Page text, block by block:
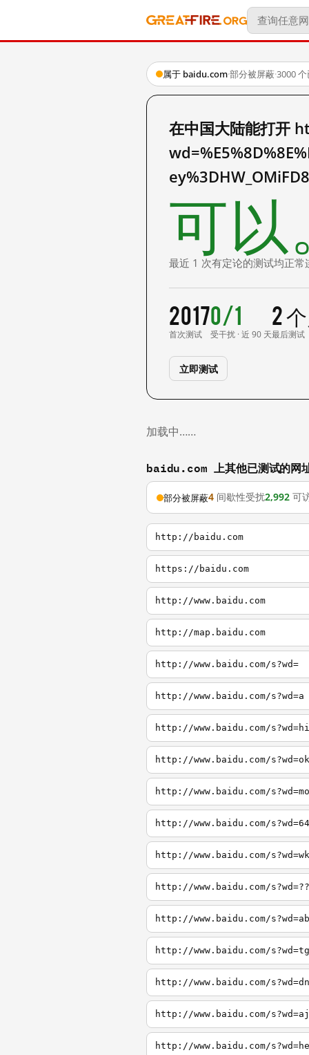
属于 baidu.com·部分被屏蔽·3000
在中国大陆能打开
可以
最近 1 次有定论的测试均正常
2017
首次测试
0/1
受干扰 · 近 90 天
2
最后测试
立即测试
加载中……
baidu.com 上其他已测试的网
部分被屏蔽4 间歇性受扰2,992 可
http://baidu.com
https://baidu.com
http://www.baidu.com
http://map.baidu.com
http://www.baidu.com/s?wd=
http://www.baidu.com/s?wd=a
http://www.baidu.com/s?wd=hi
http://www.baidu.com/s?wd=ok
http://www.baidu.com/s?wd=mo
http://www.baidu.com/s?wd=64
http://www.baidu.com/s?wd=wk
http://www.baidu.com/s?wd=??
http://www.baidu.com/s?wd=ab
http://www.baidu.com/s?wd=tg
http://www.baidu.com/s?wd=dn
http://www.baidu.com/s?wd=aj
http://www.baidu.com/